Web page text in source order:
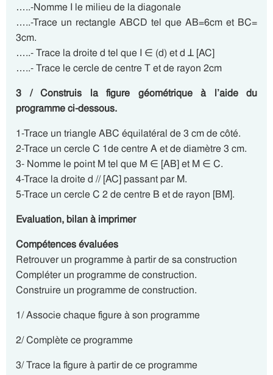
…..-Nomme I le milieu de la diagonale
…..-Trace un rectangle ABCD tel que AB=6cm et BC=
3cm.
…..- Trace la droite d tel que I ∈ (d) et d ꓕ [AC]
…..- Trace le cercle de centre T et de rayon 2cm
3 / Construis la figure géométrique à l’aide du
programme ci-dessous.
1-Trace un triangle ABC équilatéral de 3 cm de côté.
2-Trace un cercle C 1de centre A et de diamètre 3 cm.
3- Nomme le point M tel que M ∈ [AB] et M ∈ C.
4-Trace la droite d // [AC] passant par M.
5-Trace un cercle C 2 de centre B et de rayon [BM].
Evaluation, bilan à imprimer
Compétences évaluées
Retrouver un programme à partir de sa construction
Compléter un programme de construction.
Construire un programme de construction.
1/ Associe chaque figure à son programme
2/ Complète ce programme
3/ Trace la figure à partir de ce programme